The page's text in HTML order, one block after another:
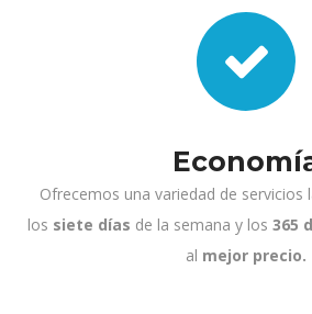
Ofrecemos una variedad de servicios
los siete días de la semana y los 365
al mejor precio.